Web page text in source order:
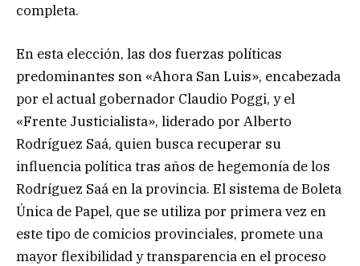
completa.
En esta elección, las dos fuerzas políticas
predominantes son «Ahora San Luis», encabezada
por el actual gobernador Claudio Poggi, y el
«Frente Justicialista», liderado por Alberto
Rodríguez Saá, quien busca recuperar su
influencia política tras años de hegemonía de los
Rodríguez Saá en la provincia. El sistema de Boleta
Única de Papel, que se utiliza por primera vez en
este tipo de comicios provinciales, promete una
mayor flexibilidad y transparencia en el proceso